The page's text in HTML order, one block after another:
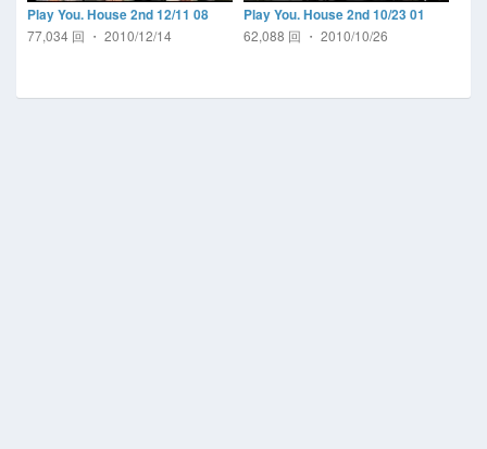
Play You. House 2nd 12/11 08
77,034 回 ・ 2010/12/14
Play You. House 2nd 10/23 01
62,088 回 ・ 2010/10/26